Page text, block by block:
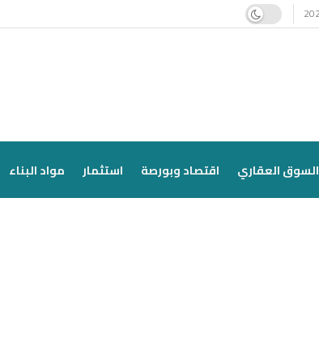
السوق العقاري اقتصاد وبورصة استثمار مواد البناء